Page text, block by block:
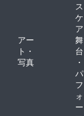
ス
ケ
ア
アー
ト・
写真
舞
台
・
パ
フ
ォ
ー